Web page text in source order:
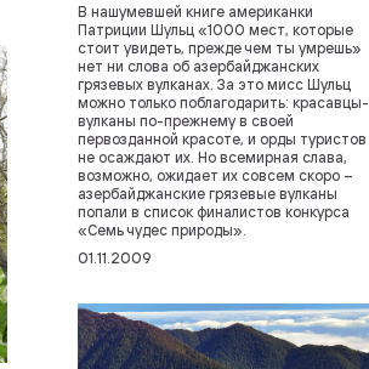
В нашумевшей книге американки
Патриции Шульц «1000 мест, которые
стоит увидеть, прежде чем ты умрешь»
нет ни слова об азербайджанских
грязевых вулканах. За это мисс Шульц
можно только поблагодарить: красавцы-
вулканы по-прежнему в своей
первозданной красоте, и орды туристов
не осаждают их. Но всемирная слава,
возможно, ожидает их совсем скоро –
азербайджанские грязевые вулканы
попали в список финалистов конкурса
«Семь чудес природы».
01.11.2009